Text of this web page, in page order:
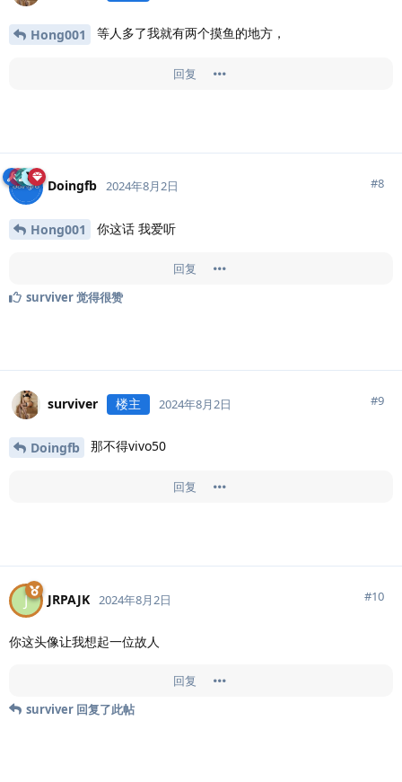
Hong001 等人多了我就有两个摸鱼的地方，
回复
Doingfb 2024年8月2日 #8
Hong001 你这话 我爱听
回复
surviver觉得很赞
surviver 楼主 2024年8月2日 #9
Doingfb 那不得vivo50
回复
J JRPAJK 2024年8月2日 #10
你这头像让我想起一位故人
回复
surviver 回复了此帖